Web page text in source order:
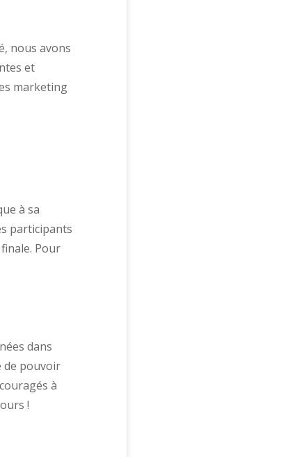
nous avons
et
marketing
à sa
participants
Pour
dans
de pouvoir
à
!